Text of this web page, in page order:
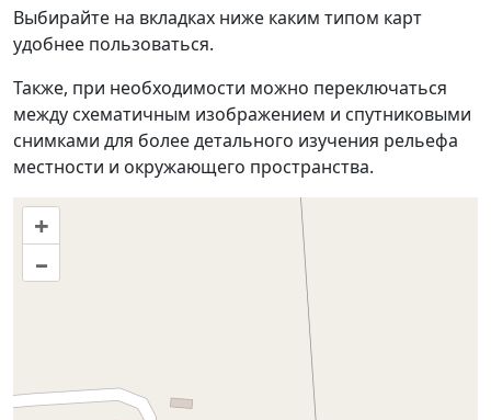
Выбирайте на вкладках ниже каким типом карт
удобнее пользоваться.
Также, при необходимости можно переключаться
между схематичным изображением и спутниковыми
снимками для более детального изучения рельефа
местности и окружающего пространства.
+
–